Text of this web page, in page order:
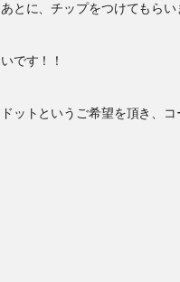
とに、チップをつけてもらい
です！！
ットというご希望を頂き、